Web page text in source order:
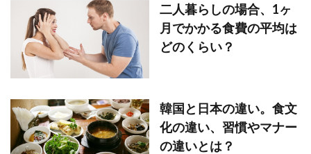
二人暮らしの場合、1ヶ
月でかかる食費の平均は
どのくらい？
韓国と日本の違い。食文
化の違い、習慣やマナー
の違いとは？